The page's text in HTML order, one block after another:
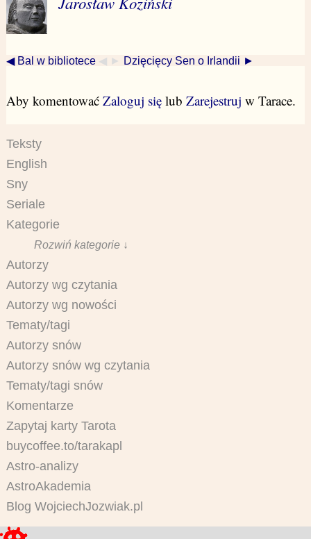
◀ Bal w bibliotece ◀ ► Dzięcięcy Sen o Irlandii ►
Aby komentować Zaloguj sięlub Zarejestruj w Tarace.
Teksty
English
Sny
Seriale
Kategorie
Rozwiń kategorie ↓
Autorzy
Autorzy wg czytania
Autorzy wg nowości
Tematy/tagi
Autorzy snów
Autorzy snów wg czytania
Tematy/tagi snów
Komentarze
Zapytaj karty Tarota
buycoffee.to/tarakapl
Astro-analizy
AstroAkademia
Blog WojciechJozwiak.pl